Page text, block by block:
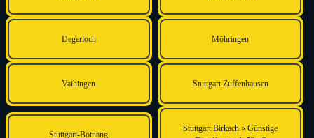
Degerloch Möhringen
Vaihingen Stuttgart Zuffenhausen
Stuttgart-Botnang
Stuttgart Birkach » Günstige